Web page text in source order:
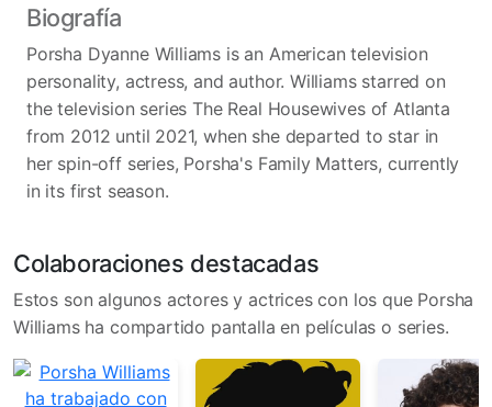
Biografía
Porsha Dyanne Williams is an American television
personality, actress, and author. Williams starred on
the television series The Real Housewives of Atlanta
from 2012 until 2021, when she departed to star in
her spin-off series, Porsha's Family Matters, currently
in its first season.
Colaboraciones destacadas
Estos son algunos actores y actrices con los que Porsha
Williams ha compartido pantalla en películas o series.